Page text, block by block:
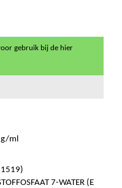
gebruik bij de hier
ml
1519)
7-WATER (E